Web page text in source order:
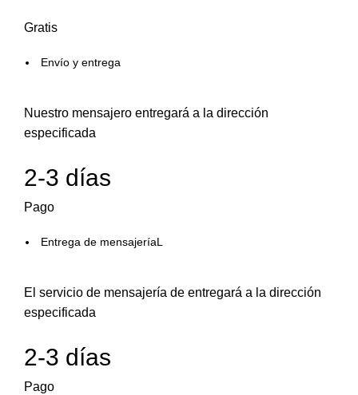
Gratis
Envío y entrega
Nuestro mensajero entregará a la dirección
especificada
2-3 días
Pago
Entrega de mensajeríaL
El servicio de mensajería de entregará a la dirección
especificada
2-3 días
Pago